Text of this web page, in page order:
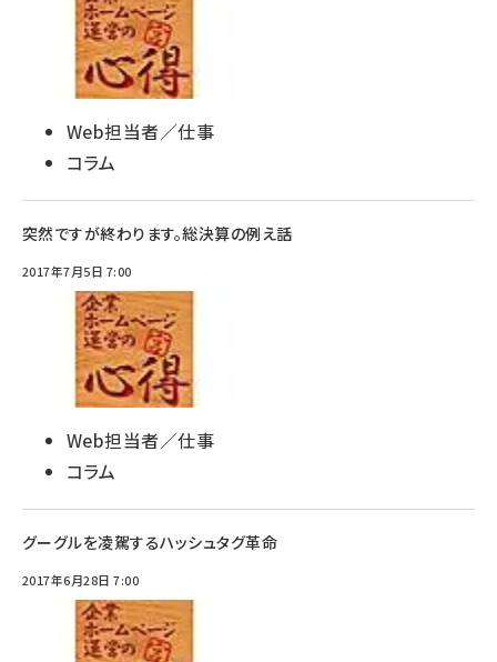
Web担当者／仕事
コラム
突然ですが終わります。総決算の例え話
2017年7月5日 7:00
Web担当者／仕事
コラム
グーグルを凌駕するハッシュタグ革命
2017年6月28日 7:00